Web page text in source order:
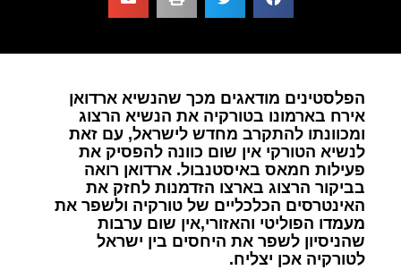
הפלסטינים מודאגים מכך שהנשיא ארדואן
אירח בארמונו בטורקיה את הנשיא הרצוג
ומכוונתו להתקרב מחדש לישראל, עם זאת
לנשיא הטורקי אין שום כוונה להפסיק את
פעילות חמאס באיסטנבול. ארדואן רואה
בביקור הרצוג בארצו הזדמנות לחזק את
האינטרסים הכלכליים של טורקיה ולשפר את
מעמדו הפוליטי והאזורי,אין שום ערבות
שהניסיון לשפר את היחסים בין ישראל
לטורקיה אכן יצליח.